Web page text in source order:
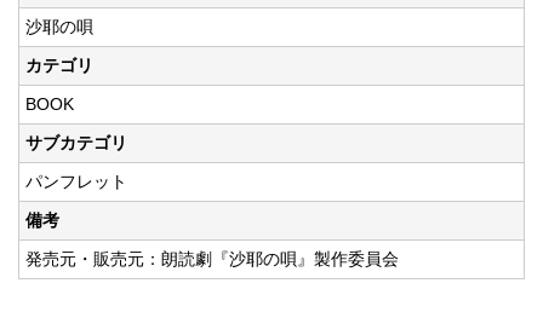
沙耶の唄
カテゴリ
BOOK
サブカテゴリ
パンフレット
備考
発売元・販売元：朗読劇『沙耶の唄』製作委員会